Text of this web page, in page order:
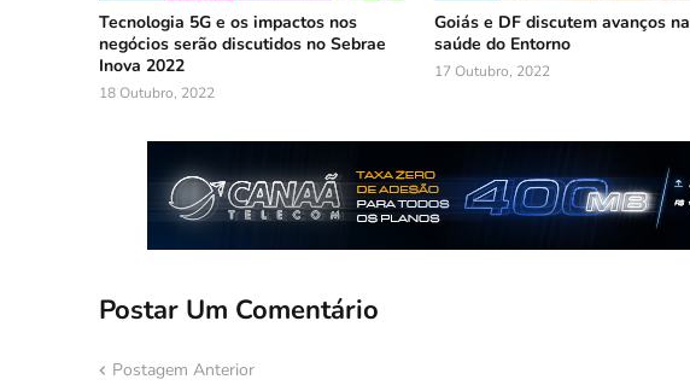
Tecnologia 5G e os impactos nos
negócios serão discutidos no Sebrae
Inova 2022
18 Outubro, 2022
Goiás e DF discutem avanços na
saúde do Entorno
17 Outubro, 2022
Postar Um Comentário
Postagem Anterior